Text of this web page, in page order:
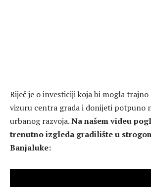
Riječ je o investiciji koja bi mogla
vizuru centra grada i donijeti potpuno
urbanog razvoja.Na našem videu
trenutno izgleda gradilište u
Banjaluke: